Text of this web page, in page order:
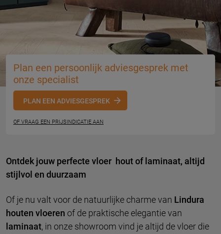
Plan een persoonlijk adviesgesprek met
onze specialist
PLAN EEN ADVIESGESPREK
OF VRAAG EEN PRIJSINDICATIE AAN
Ontdek jouw perfecte vloer hout of laminaat, altijd
stijlvol en duurzaam
Of je nu valt voor de natuurlijke charme van Lindura
houten vloeren of de praktische elegantie van
laminaat, in onze showroom vind je altijd de vloer die